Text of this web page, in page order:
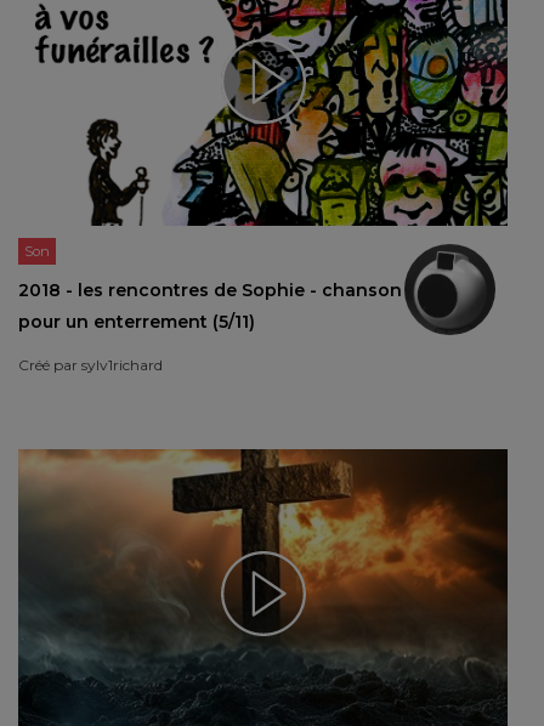
Son
2018 - les rencontres de Sophie - chanson
pour un enterrement (5/11)
Créé par sylv1richard